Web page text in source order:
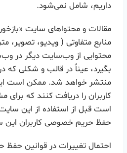
داریم، شامل نمی‌شود.
مقالات و محتواهای سایت
منابع متفاوتی ( ویدیو، تصویر،
محتوایی از وب‌سایت دیگر در
بگیرد، عیناً در قالب و شکلی
منتشر خواهد شد. ممکن است
کاربران را دریافت کنند که برای
است قبل از استفاده از این
حفظ حریم خصوصی کاربران این
احتمال تغییرات در قوانین